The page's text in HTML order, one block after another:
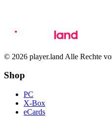
© 2026 player.land Alle Rechte
Shop
PC
X-Box
eCards